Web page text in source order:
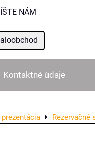
NÁM
Kontaktné údaje
Rezervačné